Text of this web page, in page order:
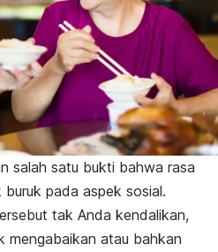
salah satu bukti bahwa rasa
pada aspek sosial.
tak Anda kendalikan,
mengabaikan atau bahkan